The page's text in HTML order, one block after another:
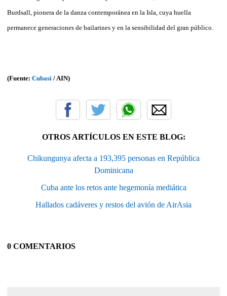
Burdsall, pionera de la danza contemporánea en la Isla, cuya huella
permanece generaciones de bailarines y en la sensibilidad del gran público.
(Fuente: Cubasi / AIN)
OTROS ARTÍCULOS EN ESTE BLOG:
Chikungunya afecta a 193,395 personas en República
Dominicana
Cuba ante los retos ante hegemonía mediática
Hallados cadáveres y restos del avión de AirAsia
0 COMENTARIOS